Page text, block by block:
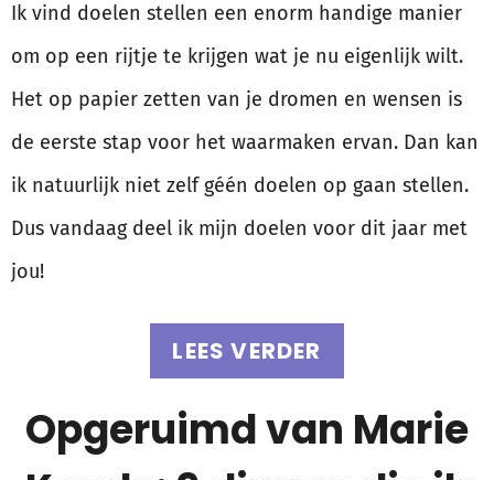
Ik vind doelen stellen een enorm handige manier
om op een rijtje te krijgen wat je nu eigenlijk wilt.
Het op papier zetten van je dromen en wensen is
de eerste stap voor het waarmaken ervan. Dan kan
ik natuurlijk niet zelf géén doelen op gaan stellen.
Dus vandaag deel ik mijn doelen voor dit jaar met
jou!
LEES VERDER
Opgeruimd van Marie